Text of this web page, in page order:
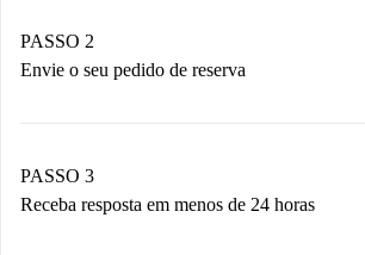
Você tem todas as informações
antecipadamente.
PASSO 2
Envie o seu pedido de reserva
Não cobramos nada até que o
PASSO 3
Receba resposta em menos de 24 horas